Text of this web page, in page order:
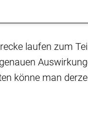
laufen zum
könne man